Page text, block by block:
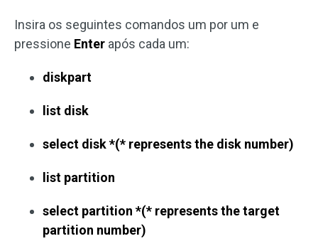
Insira os seguintes comandos um por um e
pressione Enter após cada um:
diskpart
list disk
select disk *(* represents the disk number)
list partition
select partition *(* represents the target
partition number)